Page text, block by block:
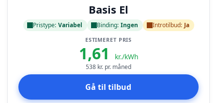
Basis El
Pristype: Variabel Binding: Ingen Introtilbud: Ja
ESTIMERET PRIS
1,61 kr./kWh
538 kr. pr. måned
Gå til tilbud